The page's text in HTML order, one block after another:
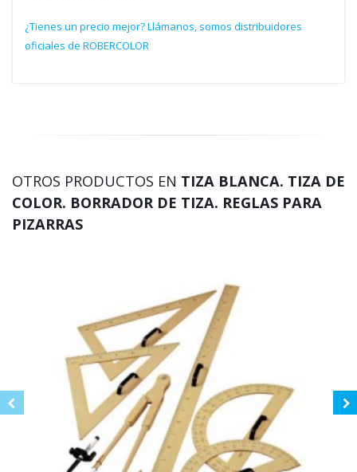
¿Tienes un precio mejor? Llámanos, somos distribuidores
oficiales de ROBERCOLOR
OTROS PRODUCTOS EN TIZA BLANCA. TIZA DE
COLOR. BORRADOR DE TIZA. REGLAS PARA
PIZARRAS